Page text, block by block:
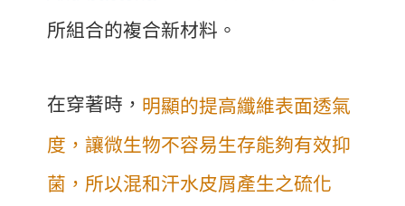
所組合的複合新材料。
在穿著時， 明顯的提高纖維表面透氣
度，讓微生物不容易生存能夠有效抑
菌，所以混和汗水皮屑產生之硫化